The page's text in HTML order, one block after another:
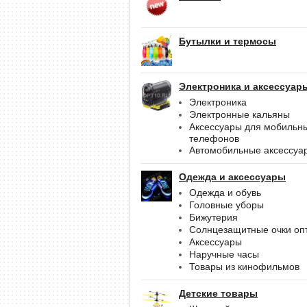
Бутылки и термосы
Электроника и
Электроника
Электронные кальяны
Аксессуары для
телефонов
Автомобильные
Одежда и аксессуары
Одежда и обувь
Головные уборы
Бижутерия
Солнцезащитные очки
Аксессуары
Наручные часы
Товары из кинофильмов
Детские товары